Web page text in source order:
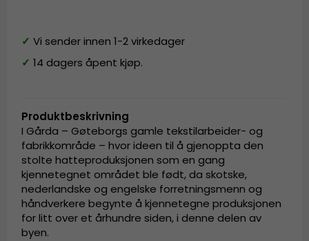
✓ Vi sender innen 1-2 virkedager
✓ 14 dagers åpent kjøp.
Produktbeskrivning
I Gårda – Gøteborgs gamle tekstilarbeider- og
fabrikkområde – hvor ideen til å gjenoppta den
stolte hatteproduksjonen som en gang
kjennetegnet området ble født, da skotske,
nederlandske og engelske forretningsmenn og
håndverkere begynte å kjennetegne produksjonen
for litt over et århundre siden, i denne delen av
byen.